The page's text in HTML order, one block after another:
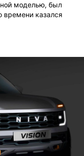
моделью, был
времени казался